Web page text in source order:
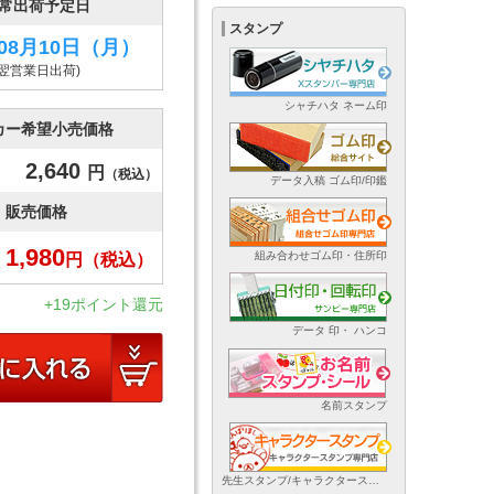
出荷予定日
月10日 （月）
営業日出荷)
ー希望小売価格
2,640 円 （税込）
販売価格
1,980円 （税込）
+19ポイント還元
スタンプ
シャチハタ ネーム印
データ入稿 ゴム印/印鑑
組み合わせゴム印・住所印
データ 印・ ハンコ
名前スタンプ